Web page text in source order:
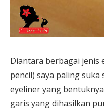
Diantara berbagai jenis
pencil) saya paling
eyeliner yang
garis yang dihasilkan